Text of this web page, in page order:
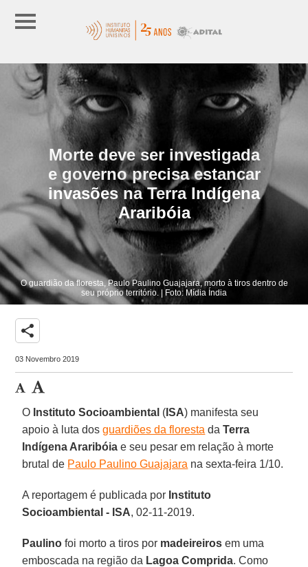
Morte deve ser investigada
e governo precisa estancar
invasões na Terra Indígena
Araribóia
O guardião da floresta, Paulo Paulino Guajajara, morto à tiros dentro de
seu próprio território. | Foto: Mídia Índia
share
03 Novembro 2019
O Instituto Socioambiental ( ISA) manifesta seu
apoio à luta dosguardiões da floresta daTerra
Indígena Araribóia e seu pesar em relação à morte
brutal de Paulo Paulino Guajajara na sexta-feira 1/10.
A reportagem é publicada por Instituto
Socioambiental - ISA, 02-11-2019.
Paulino foi morto a tiros por madeireiros em uma
emboscada na região da Lagoa Comprida. Como